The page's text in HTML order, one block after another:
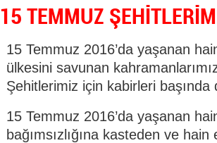
15 TEMMUZ
15 Temmuz 2016’da yaşanan
ülkesini savunan
Şehitlerimiz için kabirleri başında
15 Temmuz 2016’da yaşanan
bağımsızlığına kasteden ve